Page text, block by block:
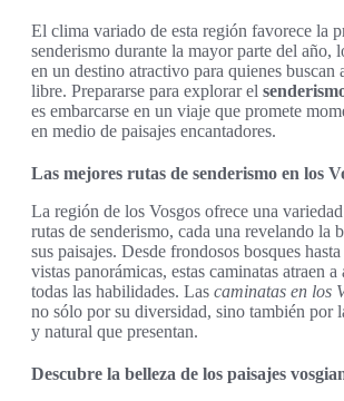
El clima variado de esta región favorece la
senderismo durante la mayor parte del año,
en un destino atractivo para quienes buscan
libre. Prepararse para explorar el
es embarcarse en un viaje que promete
en medio de paisajes encantadores.
Las mejores rutas de senderismo en los
La región de los Vosgos ofrece una
rutas de senderismo, cada una revelando la
sus paisajes. Desde frondosos bosques
vistas panorámicas, estas caminatas atraen
todas las habilidades. Las caminatas en los
no sólo por su diversidad, sino también por
y natural que presentan.
Descubre la belleza de los paisajes